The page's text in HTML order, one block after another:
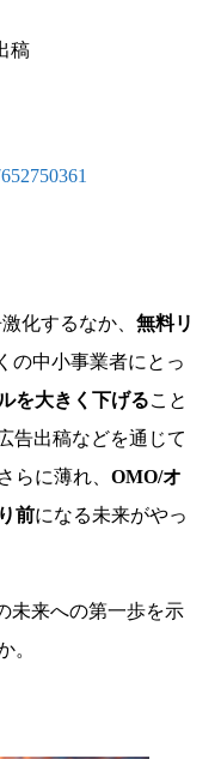
稿
化するなか、 無料リ
の中小事業者にとっ
を大きく下げること
告出稿などを通じて
らに薄れ、 OMO/オ
前になる未来がやっ
未来への第一歩を示
。